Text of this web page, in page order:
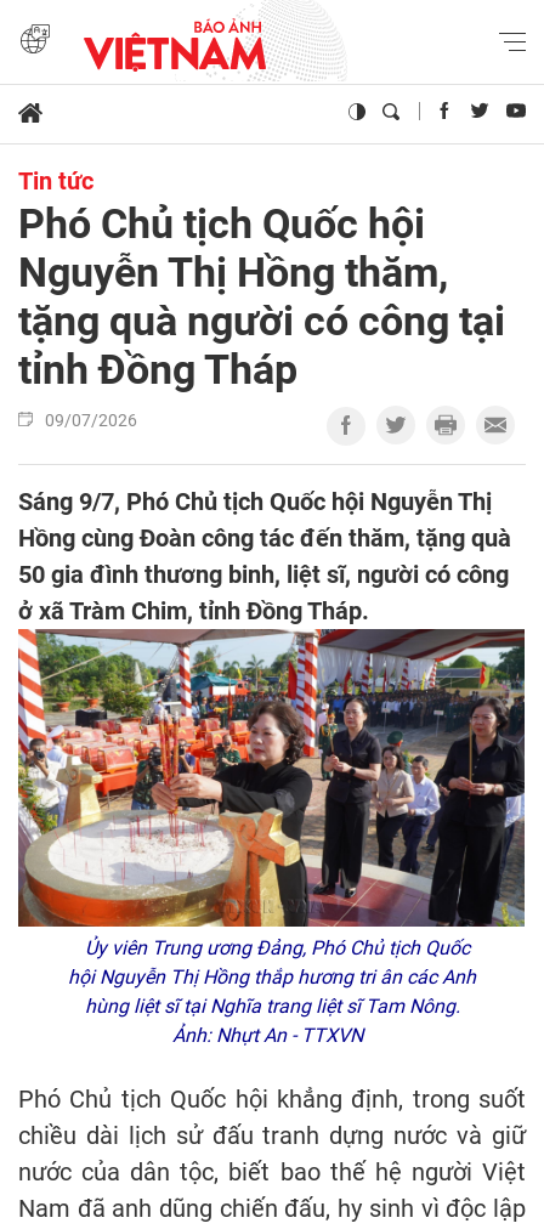
Tin tức
Phó Chủ tịch Quốc hội
Nguyễn Thị Hồng thăm,
tặng quà người có công tại
tỉnh Đồng Tháp
09/07/2026
Sáng 9/7, Phó Chủ tịch Quốc hội Nguyễn Thị
Hồng cùng Đoàn công tác đến thăm, tặng quà
50 gia đình thương binh, liệt sĩ, người có công
ở xã Tràm Chim, tỉnh Đồng Tháp.
Ủy viên Trung ương Đảng, Phó Chủ tịch Quốc
hội Nguyễn Thị Hồng thắp hương tri ân các Anh
hùng liệt sĩ tại Nghĩa trang liệt sĩ Tam Nông.
Ảnh: Nhựt An - TTXVN
Phó Chủ tịch Quốc hội khẳng định, trong suốt
chiều dài lịch sử đấu tranh dựng nước và giữ
nước của dân tộc, biết bao thế hệ người Việt
Nam đã anh dũng chiến đấu, hy sinh vì độc lập